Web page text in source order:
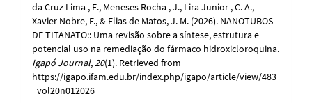
da Cruz Lima , E., Meneses Rocha , J., Lira Junior , C. A.,
Xavier Nobre, F., & Elias de Matos, J. M. (2026). NANOTUBOS
DE TITANATO:: Uma revisão sobre a síntese, estrutura e
potencial uso na remediação do fármaco hidroxicloroquina.
Igapó Journal,20(1). Retrieved from
https://igapo.ifam.edu.br/index.php/igapo/article/view/483
_vol20n012026